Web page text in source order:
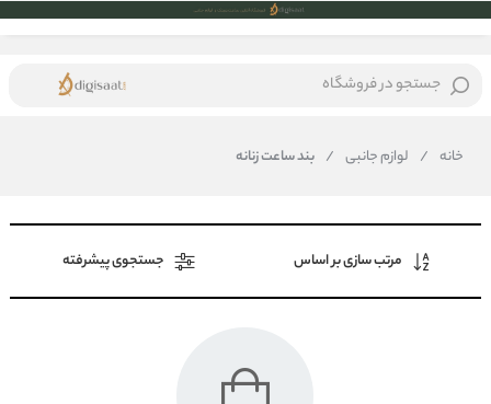
جستجو در فروشگاه
خانه / لوازم جانبی / بند ساعت زنانه
مرتب سازی بر اساس جستجوی پیشرفته